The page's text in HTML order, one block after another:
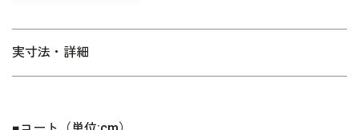
を中心にゆとりを持たせています。
実寸法・詳細